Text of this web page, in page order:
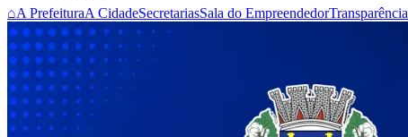
⌂A PrefeituraA CidadeSecretariasSala do EmpreendedorTransparência